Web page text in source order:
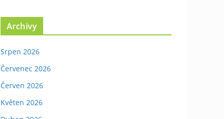
Archivy
Srpen 2026
Červenec 2026
Červen 2026
Květen 2026